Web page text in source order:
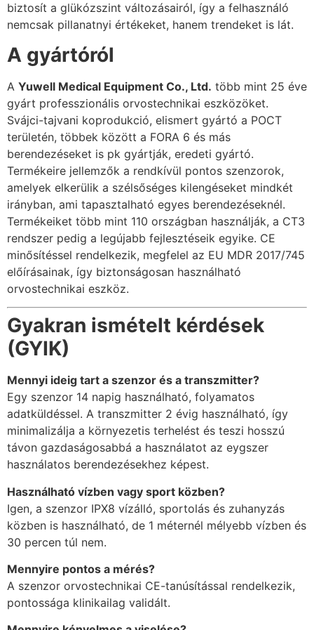
biztosít a glükózszint változásairól, így a felhasználó
nemcsak pillanatnyi értékeket, hanem trendeket is lát.
A gyártóról
A Yuwell Medical Equipment Co., Ltd. több mint 25 éve
gyárt professzionális orvostechnikai eszközöket.
Svájci-tajvani koprodukció, elismert gyártó a POCT
területén, többek között a FORA 6 és más
berendezéseket is pk gyártják, eredeti gyártó.
Termékeire jellemzők a rendkívül pontos szenzorok,
amelyek elkerülik a szélsőséges kilengéseket mindkét
irányban, ami tapasztalható egyes berendezéseknél.
Termékeiket több mint 110 országban használják, a CT3
rendszer pedig a legújabb fejlesztéseik egyike. CE
minősítéssel rendelkezik, megfelel az EU MDR 2017/745
előírásainak, így biztonságosan használható
orvostechnikai eszköz.
Gyakran ismételt kérdések
(GYIK)
Mennyi ideig tart a szenzor és a transzmitter?
Egy szenzor 14 napig használható, folyamatos
adatküldéssel. A transzmitter 2 évig használható, így
minimalizálja a környezetis terhelést és teszi hosszú
távon gazdaságosabbá a használatot az eygszer
használatos berendezésekhez képest.
Használható vízben vagy sport közben?
Igen, a szenzor IPX8 vízálló, sportolás és zuhanyzás
közben is használható, de 1 méternél mélyebb vízben és
30 percen túl nem.
Mennyire pontos a mérés?
A szenzor orvostechnikai CE-tanúsítással rendelkezik,
pontossága klinikailag validált.